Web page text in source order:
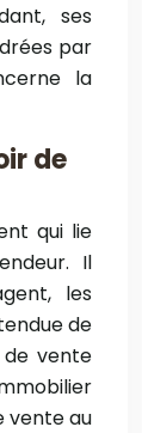
ses
par
la
de
qui lie
Il
les
de
de vente
vente au